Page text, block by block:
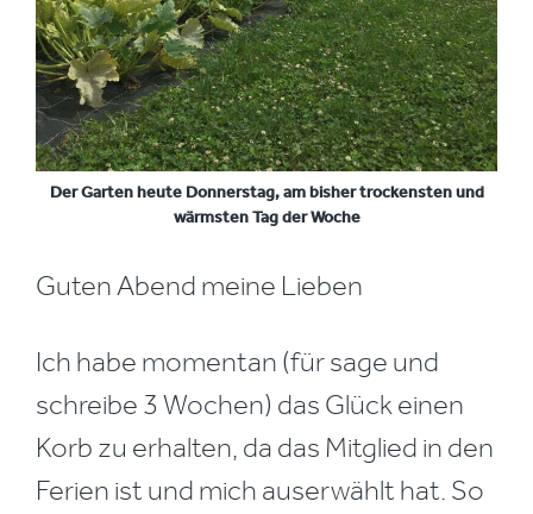
Der Garten heute Donnerstag, am bisher trockensten und
wärmsten Tag der Woche
Guten Abend meine Lieben
Ich habe momentan (für sage und
schreibe 3 Wochen) das Glück einen
Korb zu erhalten, da das Mitglied in den
Ferien ist und mich auserwählt hat. So